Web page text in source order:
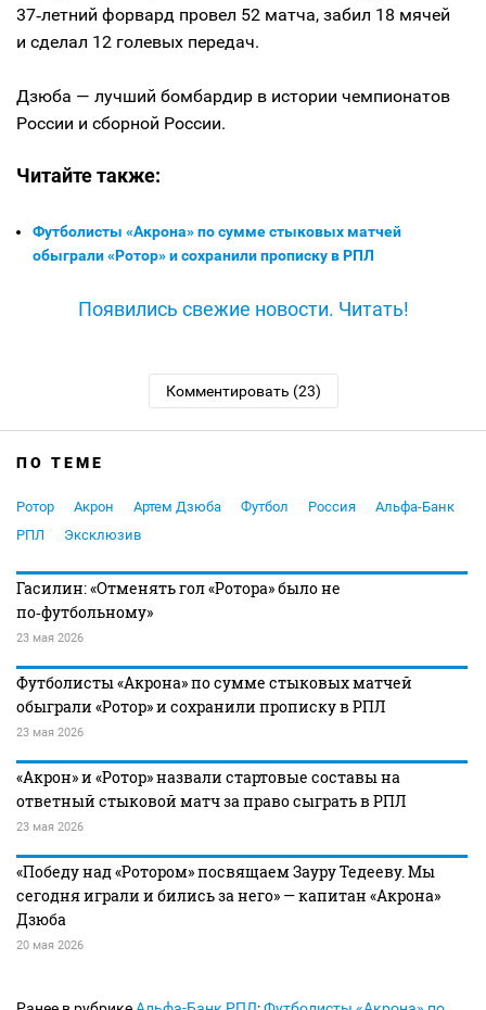
37‑летний форвард провел 52 матча, забил 18 мячей
и сделал 12 голевых передач.
Дзюба — лучший бомбардир в истории чемпионатов
России и сборной России.
Читайте также:
Футболисты «Акрона» по сумме стыковых матчей
обыграли «Ротор» и сохранили прописку в РПЛ
Появились свежие новости. Читать!
Комментировать (23)
ПО ТЕМЕ
Ротор Акрон Артем Дзюба Футбол Россия
Альфа-Банк
РПЛ
Эксклюзив
Гасилин: «Отменять гол «Ротора» было не
по‑футбольному»
23 мая 2026
Футболисты «Акрона» по сумме стыковых матчей
обыграли «Ротор» и сохранили прописку в РПЛ
23 мая 2026
«Акрон» и «Ротор» назвали стартовые составы на
ответный стыковой матч за право сыграть в РПЛ
23 мая 2026
«Победу над «Ротором» посвящаем Зауру Тедееву. Мы
сегодня играли и бились за него» — капитан «Акрона»
Дзюба
20 мая 2026